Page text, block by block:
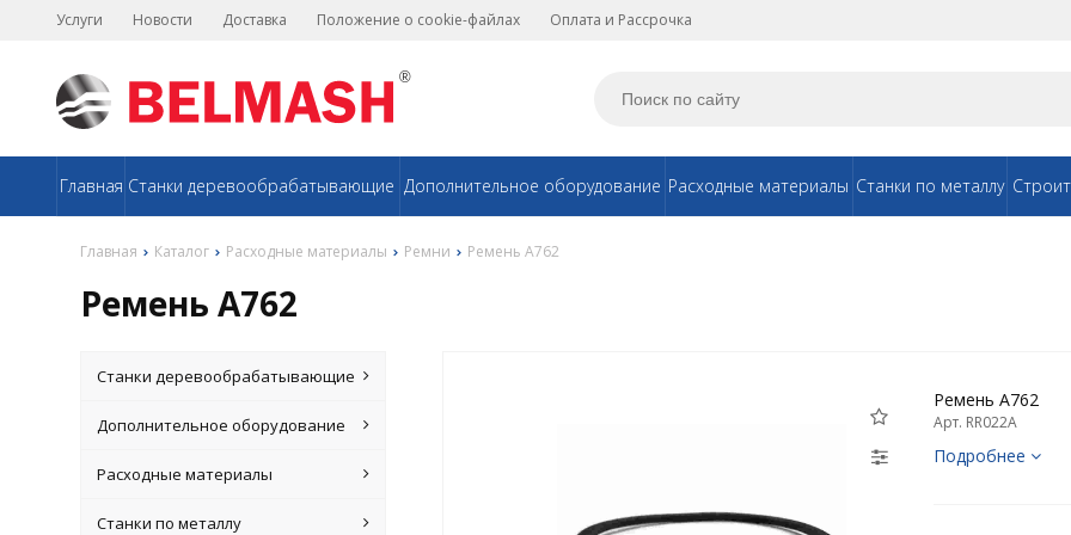
Услуги Новости Доставка Положение о cookie-файлах Оплата и Рассрочка
Главная Станки деревообрабатывающие Дополнительное оборудование Расходные материалы Станки по металлу
Главная Каталог Расходные материалы Ремни Ремень А762
Ремень А762
Станки деревообрабатывающие
Дополнительное оборудование
Расходные материалы
Станки по металлу
Ремень А762
Арт. RR022A
Подробнее